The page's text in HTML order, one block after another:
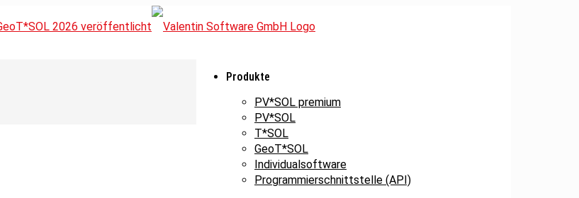
Produkte
PV*SOL premium
PV*SOL
T*SOL
GeoT*SOL
Individualsoftware
Programmierschnittstelle (API)